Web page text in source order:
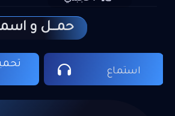
استماع
حمـــل و